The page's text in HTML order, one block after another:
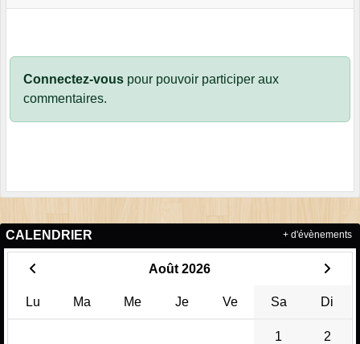
Connectez-vous pour pouvoir participer aux
commentaires.
CALENDRIER
Août 2026
Lu Ma Me Je Ve Sa Di
1 2
+ d'évènements